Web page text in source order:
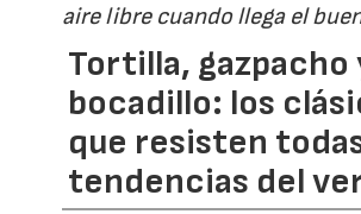
aire libre cuando llega el
Tortilla, gazpacho
bocadillo: los
que resisten
tendencias del